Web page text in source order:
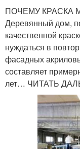
ПОЧЕМУ КРАСКА
Деревянный дом,
качественной
нуждаться в
фасадных
составляет
лет… ЧИТАТЬ